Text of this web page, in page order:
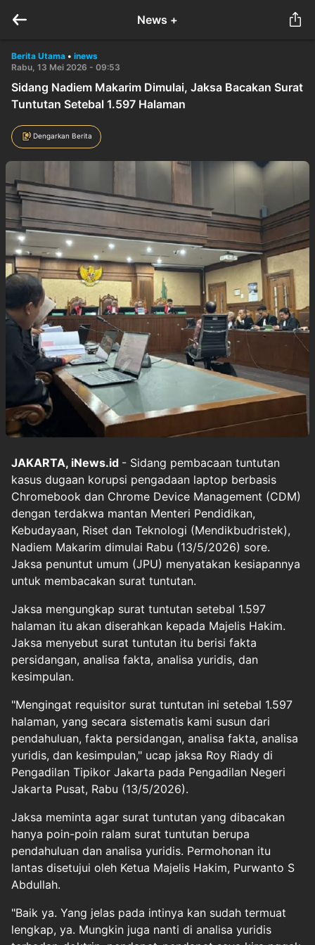
News +
Berita Utama • inews
Rabu, 13 Mei 2026 - 09:53
Sidang Nadiem Makarim Dimulai, Jaksa Bacakan Surat
Tuntutan Setebal 1.597 Halaman
Dengarkan Berita
JAKARTA, iNews.id - Sidang pembacaan tuntutan
kasus dugaan korupsi pengadaan laptop berbasis
Chromebook dan Chrome Device Management (CDM)
dengan terdakwa mantan Menteri Pendidikan,
Kebudayaan, Riset dan Teknologi (Mendikbudristek),
Nadiem Makarim dimulai Rabu (13/5/2026) sore.
Jaksa penuntut umum (JPU) menyatakan kesiapannya
untuk membacakan surat tuntutan.
Jaksa mengungkap surat tuntutan setebal 1.597
halaman itu akan diserahkan kepada Majelis Hakim.
Jaksa menyebut surat tuntutan itu berisi fakta
persidangan, analisa fakta, analisa yuridis, dan
kesimpulan.
"Mengingat requisitor surat tuntutan ini setebal 1.597
halaman, yang secara sistematis kami susun dari
pendahuluan, fakta persidangan, analisa fakta, analisa
yuridis, dan kesimpulan," ucap jaksa Roy Riady di
Pengadilan Tipikor Jakarta pada Pengadilan Negeri
Jakarta Pusat, Rabu (13/5/2026).
Jaksa meminta agar surat tuntutan yang dibacakan
hanya poin-poin ralam surat tuntutan berupa
pendahuluan dan analisa yuridis. Permohonan itu
lantas disetujui oleh Ketua Majelis Hakim, Purwanto S
Abdullah.
"Baik ya. Yang jelas pada intinya kan sudah termuat
lengkap, ya. Mungkin juga nanti di analisa yuridis